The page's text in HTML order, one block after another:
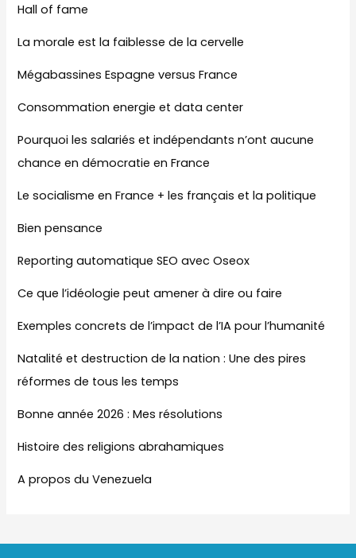
Hall of fame
La morale est la faiblesse de la cervelle
Mégabassines Espagne versus France
Consommation energie et data center
Pourquoi les salariés et indépendants n’ont aucune
chance en démocratie en France
Le socialisme en France + les français et la politique
Bien pensance
Reporting automatique SEO avec Oseox
Ce que l’idéologie peut amener à dire ou faire
Exemples concrets de l’impact de l’IA pour l’humanité
Natalité et destruction de la nation : Une des pires
réformes de tous les temps
Bonne année 2026 : Mes résolutions
Histoire des religions abrahamiques
A propos du Venezuela